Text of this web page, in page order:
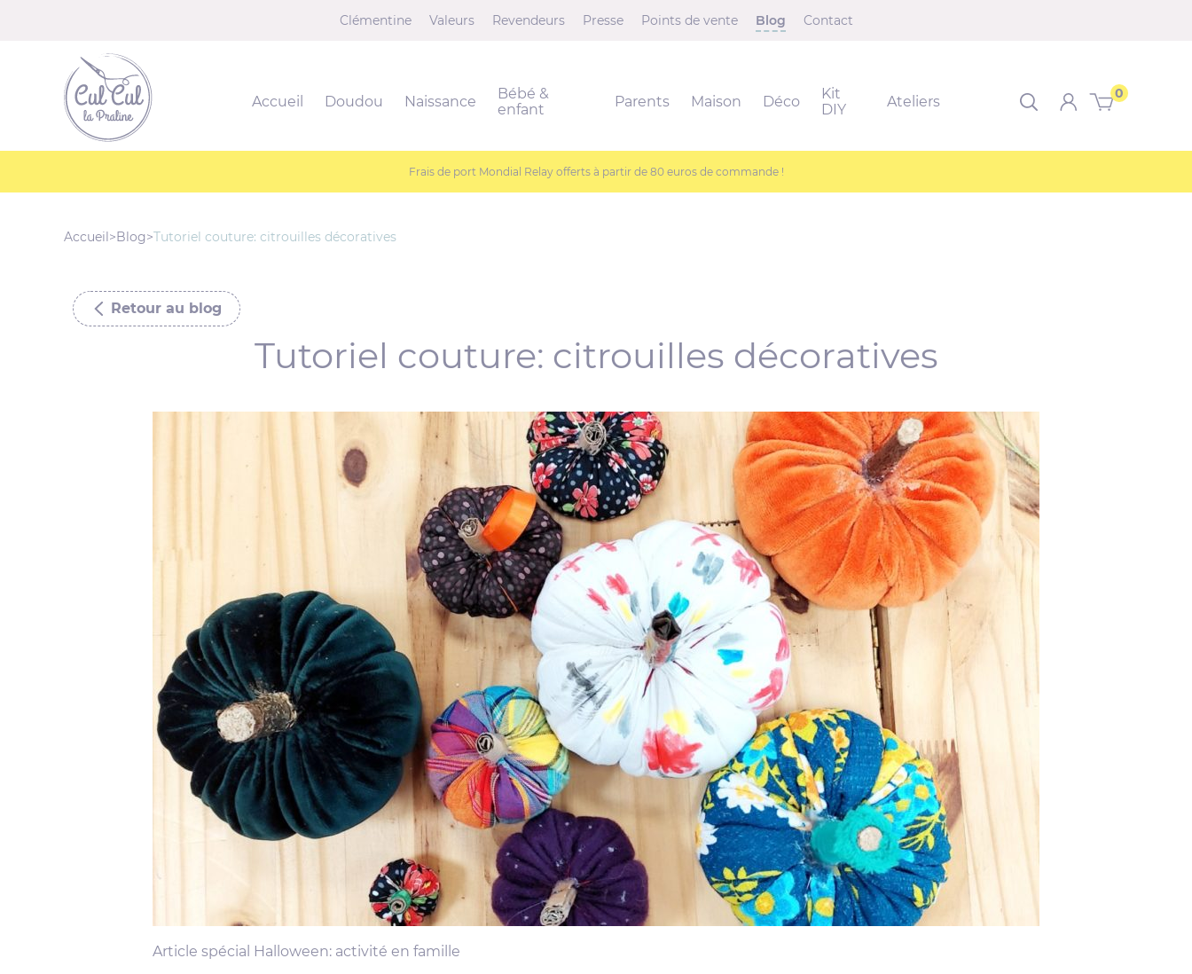
Culcul-la-praline
Rechercher dans le
0
Accueil Doudou Naissance
Bébé &
enfant
Parents Maison Déco
Kit
DIY
Ateliers
Clémentine Valeurs Revendeurs Presse Points de vente Blog Contact
Frais de port Mondial Relay offerts à partir de 80 euros de commande !
Accueil>Blog>Tutoriel couture: citrouilles décoratives
Retour au blog
Tutoriel couture: citrouilles décoratives
Article spécial Halloween: activité en famille